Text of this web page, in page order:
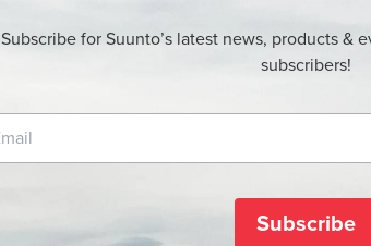
Subscribe for Suunto’s latest news, products &
subscribers!
Subscribe